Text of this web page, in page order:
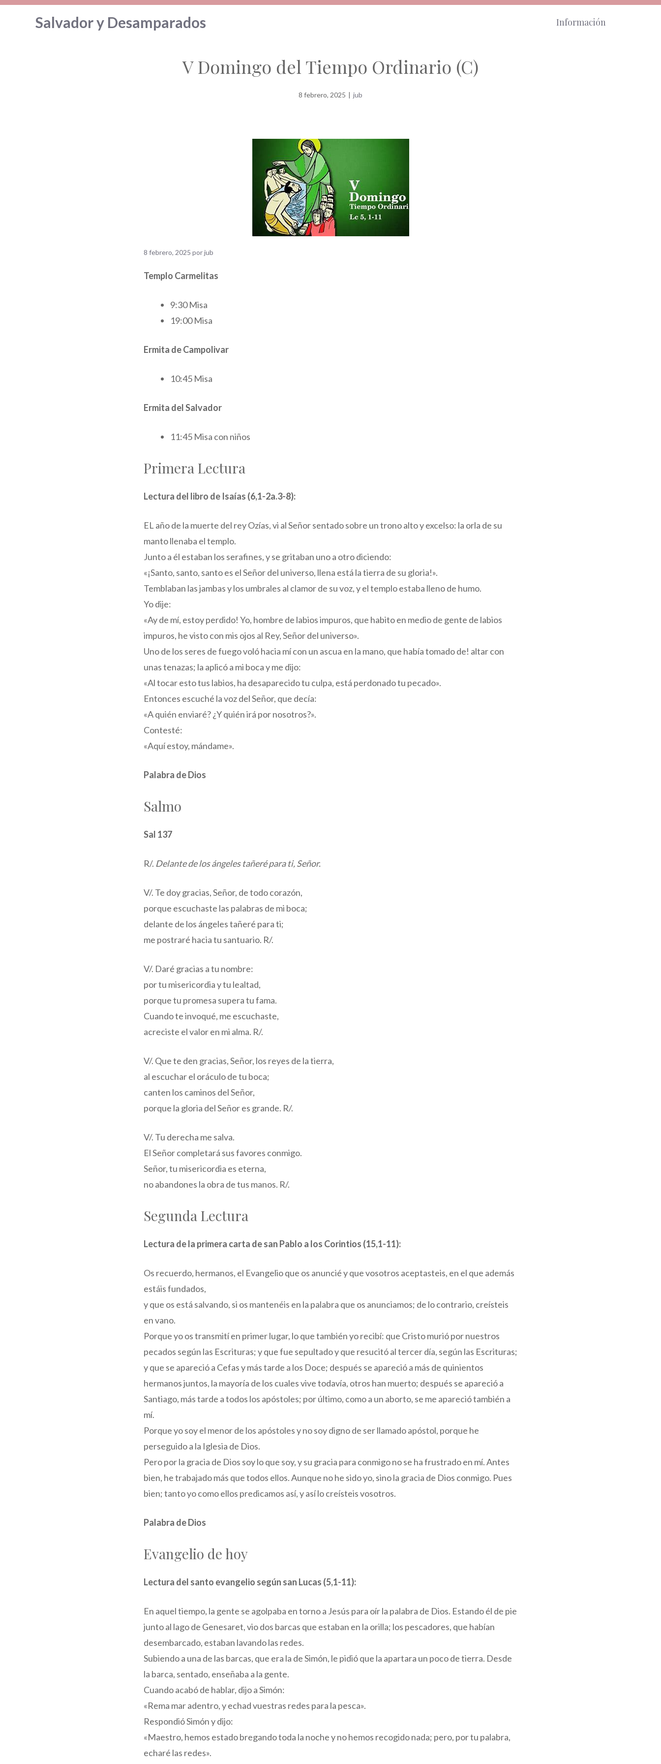
Saltar
Salvador y Desamparados Información
V Domingo del Tiempo Ordinario (C)
8 febrero, 2025 | jub
8 febrero, 2025 porjub
Templo Carmelitas
9:30 Misa
19:00 Misa
Ermita de Campolivar
10:45 Misa
Ermita del Salvador
11:45 Misa con niños
Primera Lectura
Lectura del libro de Isaías (6,1-2a.3-8):
EL año de la muerte del rey Ozías, vi al Señor sentado sobre un trono alto y excelso: la orla de su
manto llenaba el templo.
Junto a él estaban los serafines, y se gritaban uno a otro diciendo:
«¡Santo, santo, santo es el Señor del universo, llena está la tierra de su gloria!».
Temblaban las jambas y los umbrales al clamor de su voz, y el templo estaba lleno de humo.
Yo dije:
«Ay de mí, estoy perdido! Yo, hombre de labios impuros, que habito en medio de gente de labios
impuros, he visto con mis ojos al Rey, Señor del universo».
Uno de los seres de fuego voló hacia mí con un ascua en la mano, que había tomado de! altar con
unas tenazas; la aplicó a mi boca y me dijo:
«Al tocar esto tus labios, ha desaparecido tu culpa, está perdonado tu pecado».
Entonces escuché la voz del Señor, que decía:
«A quién enviaré? ¿Y quién irá por nosotros?».
Contesté:
«Aquí estoy, mándame».
Palabra de Dios
Salmo
Sal 137
R/. Delante de los ángeles tañeré para ti, Señor.
V/. Te doy gracias, Señor, de todo corazón,
porque escuchaste las palabras de mi boca;
delante de los ángeles tañeré para ti;
me postraré hacia tu santuario. R/.
V/. Daré gracias a tu nombre:
por tu misericordia y tu lealtad,
porque tu promesa supera tu fama.
Cuando te invoqué, me escuchaste,
acreciste el valor en mi alma. R/.
V/. Que te den gracias, Señor, los reyes de la tierra,
al escuchar el oráculo de tu boca;
canten los caminos del Señor,
porque la gloria del Señor es grande. R/.
V/. Tu derecha me salva.
El Señor completará sus favores conmigo.
Señor, tu misericordia es eterna,
no abandones la obra de tus manos. R/.
Segunda Lectura
Lectura de la primera carta de san Pablo a los Corintios (15,1-11):
Os recuerdo, hermanos, el Evangelio que os anuncié y que vosotros aceptasteis, en el que además
estáis fundados,
y que os está salvando, si os mantenéis en la palabra que os anunciamos; de lo contrario, creísteis
en vano.
Porque yo os transmití en primer lugar, lo que también yo recibí: que Cristo murió por nuestros
pecados según las Escrituras; y que fue sepultado y que resucitó al tercer día, según las Escrituras;
y que se apareció a Cefas y más tarde a los Doce; después se apareció a más de quinientos
hermanos juntos, la mayoría de los cuales vive todavía, otros han muerto; después se apareció a
Santiago, más tarde a todos los apóstoles; por último, como a un aborto, se me apareció también a
mí.
Porque yo soy el menor de los apóstoles y no soy digno de ser llamado apóstol, porque he
perseguido a la Iglesia de Dios.
Pero por la gracia de Dios soy lo que soy, y su gracia para conmigo no se ha frustrado en mí. Antes
bien, he trabajado más que todos ellos. Aunque no he sido yo, sino la gracia de Dios conmigo. Pues
bien; tanto yo como ellos predicamos así, y así lo creísteis vosotros.
Palabra de Dios
Evangelio de hoy
Lectura del santo evangelio según san Lucas (5,1-11):
En aquel tiempo, la gente se agolpaba en torno a Jesús para oír la palabra de Dios. Estando él de pie
junto al lago de Genesaret, vio dos barcas que estaban en la orilla; los pescadores, que habían
desembarcado, estaban lavando las redes.
Subiendo a una de las barcas, que era la de Simón, le pidió que la apartara un poco de tierra. Desde
la barca, sentado, enseñaba a la gente.
Cuando acabó de hablar, dijo a Simón:
«Rema mar adentro, y echad vuestras redes para la pesca».
Respondió Simón y dijo:
«Maestro, hemos estado bregando toda la noche y no hemos recogido nada; pero, por tu palabra,
echaré las redes».